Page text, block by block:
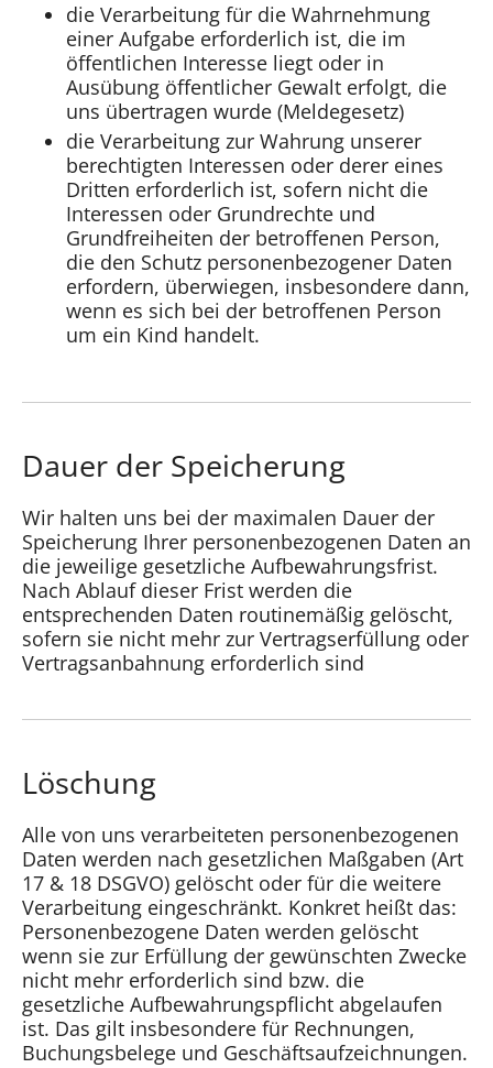
die Verarbeitung für die Wahrnehmung
einer Aufgabe erforderlich ist, die im
öffentlichen Interesse liegt oder in
Ausübung öffentlicher Gewalt erfolgt, die
uns übertragen wurde (Meldegesetz)
die Verarbeitung zur Wahrung unserer
berechtigten Interessen oder derer eines
Dritten erforderlich ist, sofern nicht die
Interessen oder Grundrechte und
Grundfreiheiten der betroffenen Person,
die den Schutz personenbezogener Daten
erfordern, überwiegen, insbesondere dann,
wenn es sich bei der betroffenen Person
um ein Kind handelt.
Dauer der Speicherung
Wir halten uns bei der maximalen Dauer der
Speicherung Ihrer personenbezogenen Daten an
die jeweilige gesetzliche Aufbewahrungsfrist.
Nach Ablauf dieser Frist werden die
entsprechenden Daten routinemäßig gelöscht,
sofern sie nicht mehr zur Vertragserfüllung oder
Vertragsanbahnung erforderlich sind
Löschung
Alle von uns verarbeiteten personenbezogenen
Daten werden nach gesetzlichen Maßgaben (Art
17 & 18 DSGVO) gelöscht oder für die weitere
Verarbeitung eingeschränkt. Konkret heißt das:
Personenbezogene Daten werden gelöscht
wenn sie zur Erfüllung der gewünschten Zwecke
nicht mehr erforderlich sind bzw. die
gesetzliche Aufbewahrungspflicht abgelaufen
ist. Das gilt insbesondere für Rechnungen,
Buchungsbelege und Geschäftsaufzeichnungen.